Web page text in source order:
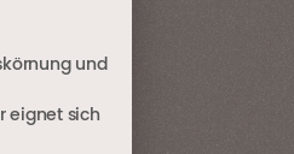
und
eignet sich